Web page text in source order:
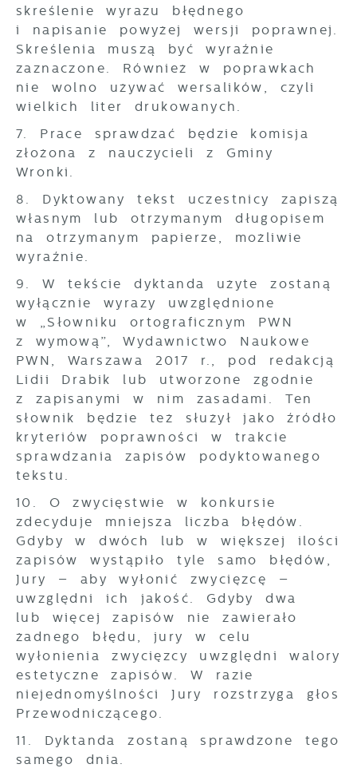
skreślenie wyrazu błędnego
i napisanie powyżej wersji poprawnej.
Skreślenia muszą być wyraźnie
zaznaczone. Również w poprawkach
nie wolno używać wersalików, czyli
wielkich liter drukowanych.
7. Prace sprawdzać będzie komisja
złożona z nauczycieli z Gminy
Wronki.
8. Dyktowany tekst uczestnicy zapiszą
własnym lub otrzymanym długopisem
na otrzymanym papierze, możliwie
wyraźnie.
9. W tekście dyktanda użyte zostaną
wyłącznie wyrazy uwzględnione
w „Słowniku ortograficznym PWN
z wymową”, Wydawnictwo Naukowe
PWN, Warszawa 2017 r., pod redakcją
Lidii Drabik lub utworzone zgodnie
z zapisanymi w nim zasadami. Ten
słownik będzie też służył jako źródło
kryteriów poprawności w trakcie
sprawdzania zapisów podyktowanego
tekstu.
10. O zwycięstwie w konkursie
zdecyduje mniejsza liczba błędów.
Gdyby w dwóch lub w większej ilości
zapisów wystąpiło tyle samo błędów,
Jury – aby wyłonić zwycięzcę –
uwzględni ich jakość. Gdyby dwa
lub więcej zapisów nie zawierało
żadnego błędu, jury w celu
wyłonienia zwycięzcy uwzględni walory
estetyczne zapisów. W razie
niejednomyślności Jury rozstrzyga głos
Przewodniczącego.
11. Dyktanda zostaną sprawdzone tego
samego dnia.